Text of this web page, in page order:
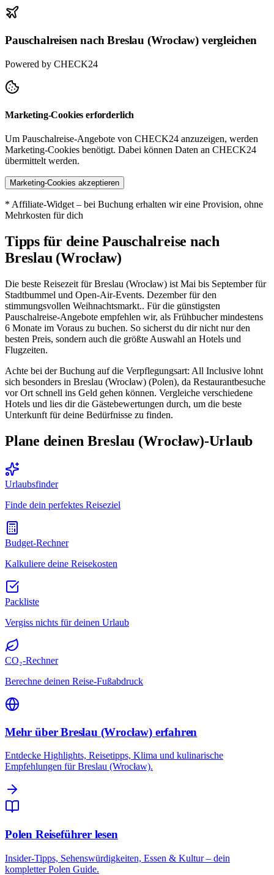
Pauschalreisen nach Breslau (Wrocław) vergleichen
Powered by CHECK24
Marketing-Cookies erforderlich
Um Pauschalreise-Angebote von CHECK24 anzuzeigen, werden
Marketing-Cookies benötigt. Dabei können Daten an CHECK24
übermittelt werden.
Marketing-Cookies akzeptieren
* Affiliate-Widget – bei Buchung erhalten wir eine Provision, ohne
Mehrkosten für dich
Tipps für deine Pauschalreise nach
Breslau (Wrocław)
Die beste Reisezeit für Breslau (Wrocław) ist Mai bis September für
Stadtbummel und Open-Air-Events. Dezember für den
stimmungsvollen Weihnachtsmarkt.. Für die günstigsten
Pauschalreise-Angebote empfehlen wir, als Frühbucher mindestens
6 Monate im Voraus zu buchen. So sicherst du dir nicht nur den
besten Preis, sondern auch die größte Auswahl an Hotels und
Flugzeiten.
Achte bei der Buchung auf die Verpflegungsart: All Inclusive lohnt
sich besonders in Breslau (Wrocław) (Polen), da Restaurantbesuche
vor Ort schnell ins Geld gehen können. Vergleiche verschiedene
Hotels und lies dir die Gästebewertungen durch, um die beste
Unterkunft für deine Bedürfnisse zu finden.
Plane deinen Breslau (Wrocław)-Urlaub
Urlaubsfinder
Finde dein perfektes Reiseziel
Budget-Rechner
Kalkuliere deine Reisekosten
Packliste
Vergiss nichts für deinen Urlaub
CO₂-Rechner
Berechne deinen Reise-Fußabdruck
Mehr über Breslau (Wrocław) erfahren
Entdecke Highlights, Reisetipps, Klima und kulinarische
Empfehlungen für Breslau (Wrocław).
Polen Reiseführer lesen
Insider-Tipps, Sehenswürdigkeiten, Essen & Kultur – dein
kompletter Polen Guide.